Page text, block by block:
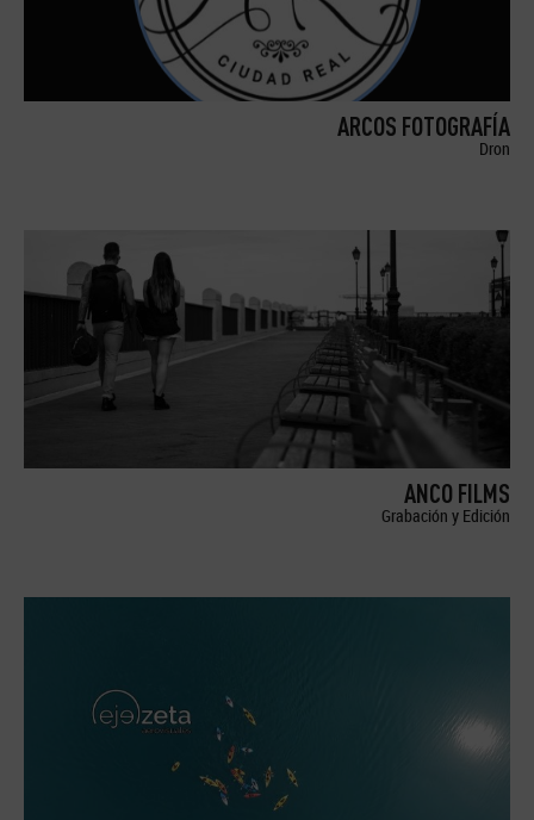
ARCOS FOTOGRAFÍA
Dron
ANCO FILMS
Grabación y Edición